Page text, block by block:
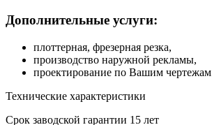
Дополнительные услуги:
плоттерная, фрезерная резка,
производство наружной рекламы,
проектирование по Вашим
Технические характеристики
Срок заводской гарантии 15 лет